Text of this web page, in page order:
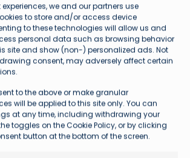
we and our partners use
to store and/or access device
to these technologies will allow us and
personal data such as browsing behavior
site and show (non-) personalized ads. Not
consent, may adversely affect certain
to the above or make granular
will be applied to this site only. You can
at any time, including withdrawing your
toggles on the Cookie Policy, or by clicking
button at the bottom of the screen.
Mais lidas